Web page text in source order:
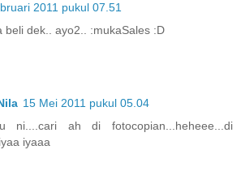
2011 pukul 07.51
beli dek.. ayo2.. :mukaSales :D
15 Mei 2011 pukul 05.04
ni....cari ah di fotocopian...heheee...di
iyaaa